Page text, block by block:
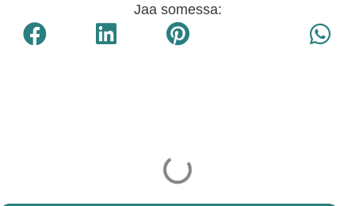
Jaa somessa: